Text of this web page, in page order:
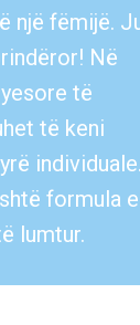
një fëmijë.
Në
të
të keni
formula e
lumtur.